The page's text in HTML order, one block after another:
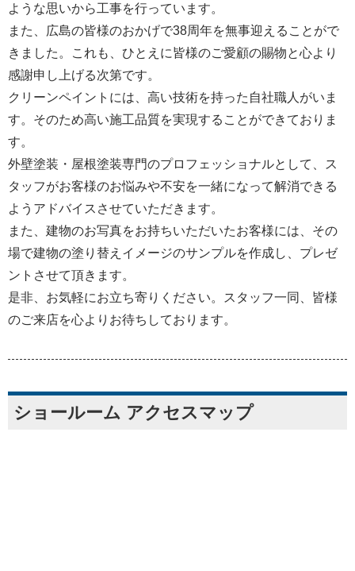
ような思いから工事を行っています。
また、広島の皆様のおかげで38周年を無事迎えることがで
きました。これも、ひとえに皆様のご愛顧の賜物と心より
感謝申し上げる次第です。
クリーンペイントには、高い技術を持った自社職人がいま
す。そのため高い施工品質を実現することができておりま
す。
外壁塗装・屋根塗装専門のプロフェッショナルとして、ス
タッフがお客様のお悩みや不安を一緒になって解消できる
ようアドバイスさせていただきます。
また、建物のお写真をお持ちいただいたお客様には、その
場で建物の塗り替えイメージのサンプルを作成し、プレゼ
ントさせて頂きます。
是非、お気軽にお立ち寄りください。スタッフ一同、皆様
のご来店を心よりお待ちしております。
ショールーム アクセスマップ